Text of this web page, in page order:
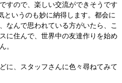
すので、楽しい交流ができそうです
というのも妙に納得します。都会に
なんで思われている方がいたら、こ
に住んで、世界中の友達作りを始め
。
に、スタッフさんに色々尋ねてみて